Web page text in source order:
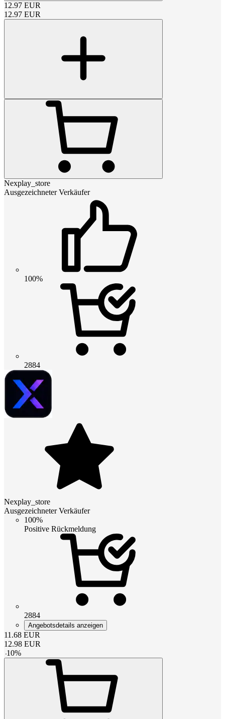
12.97 EUR
12.97 EUR
Nexplay_store
Ausgezeichneter Verkäufer
100%
2884
Nexplay_store
Ausgezeichneter Verkäufer
100%
Positive Rückmeldung
2884
Angebotsdetails anzeigen
11.68 EUR
12.98 EUR
-10%